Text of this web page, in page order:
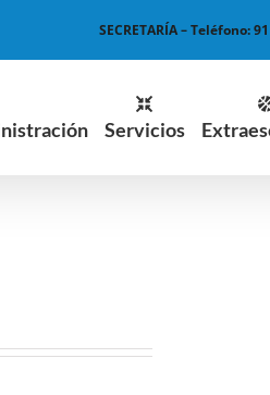
SECRETARÍA – Teléfono:
Servicios